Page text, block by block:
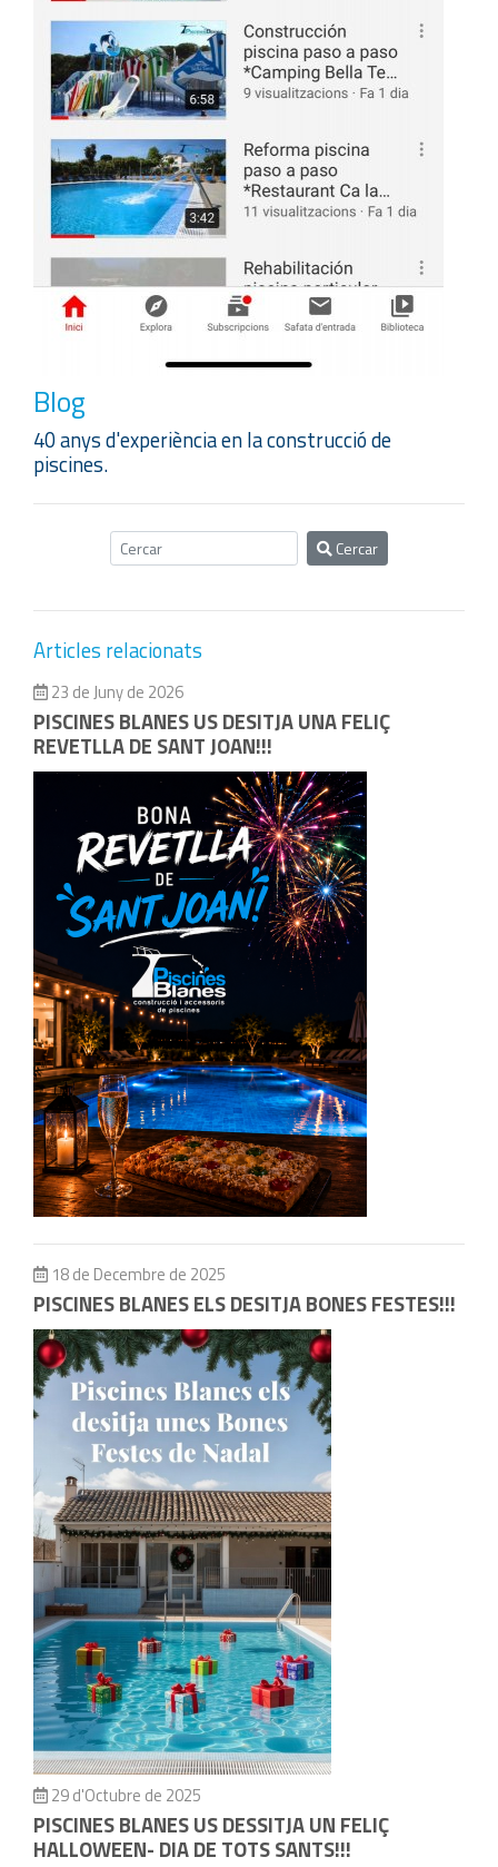
Blog
40 anys d'experiència en la construcció de
piscines.
Cercar
Articles relacionats
23 de Juny de 2026
PISCINES BLANES US DESITJA UNA FELIÇ
REVETLLA DE SANT JOAN!!!
18 de Decembre de 2025
PISCINES BLANES ELS DESITJA BONES FESTES!!!
29 d'Octubre de 2025
PISCINES BLANES US DESSITJA UN FELIÇ
HALLOWEEN- DIA DE TOTS SANTS!!!